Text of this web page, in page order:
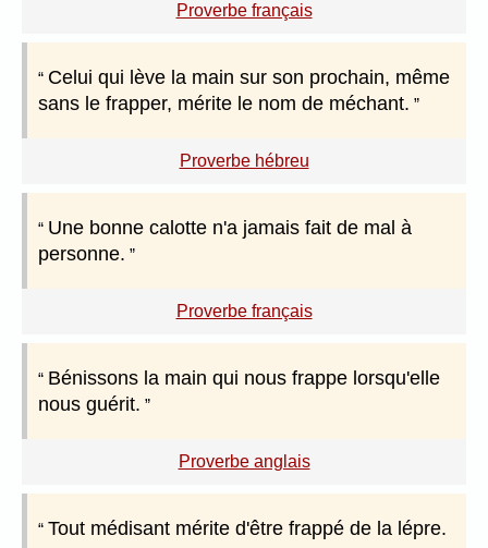
Proverbe français
Celui qui lève la main sur son prochain, même
sans le frapper, mérite le nom de méchant.
Proverbe hébreu
Une bonne calotte n'a jamais fait de mal à
personne.
Proverbe français
Bénissons la main qui nous frappe lorsqu'elle
nous guérit.
Proverbe anglais
Tout médisant mérite d'être frappé de la lépre.